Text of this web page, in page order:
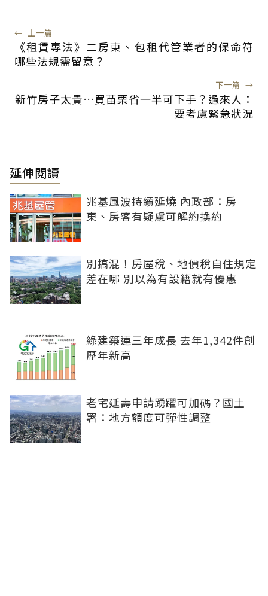
← 上一篇
《租賃專法》二房東、包租代管業者的保命符
哪些法規需留意？
下一篇 →
新竹房子太貴…買苗栗省一半可下手？過來人：
要考慮緊急狀況
延伸閱讀
兆基風波持續延燒 內政部：房
東、房客有疑慮可解約換約
別搞混！房屋稅、地價稅自住規定
差在哪 別以為有設籍就有優惠
綠建築連三年成長 去年1,342件創
歷年新高
老宅延壽申請踴躍可加碼？國土
署：地方額度可彈性調整